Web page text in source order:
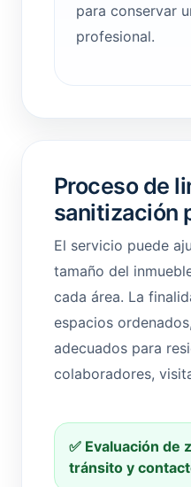
para conservar
profesional.
Proceso de
sanitización
El servicio puede
tamaño del
cada área. La
espacios
adecuados para
colaboradores,
✅ Evaluación de
tránsito y